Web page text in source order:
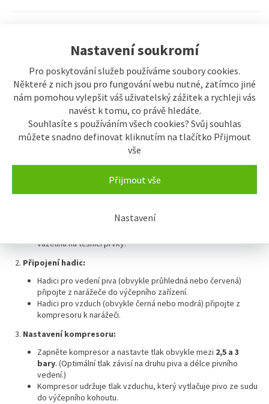
Nastavení soukromí
Pro poskytování služeb používáme soubory cookies.
Některé z nich jsou pro fungování webu nutné, zatímco jiné
nám pomohou vylepšit váš uživatelský zážitek a rychleji vás
navést k tomu, co právě hledáte.
Souhlasíte s používáním všech cookies? Svůj souhlas
můžete snadno definovat kliknutím na tlačítko Přijmout
vše
Přijmout vše
Nastavení
Výčepní zařízení:Obsahuje chladič, výčepní kohout a případně
Narážeč:Podle typu sudu (např. bajonet, plochý nebo kombi).
Hadice:Pro vedení piva a plynu (obvykle označeny různými
barvami).
Redukční ventil:Pokud používáte CO₂, reguluje tlak plynu.
Kompresor nebo CO₂ láhev:Pro natlakování sudu.
Příslušenství:
Svorky, těsnění, případně rychlospojky.
Zapojení výčepního zařízení na kompresor:
Připojení narážeče:
narážeč otáčí nebo zacvakne).
vazelínu na těsnící prvky.
Připojení hadic:
Hadici pro vedení piva (obvykle průhledná nebo červená)
připojte z narážeče do výčepního zařízení.
Hadici pro vzduch (obvykle černá nebo modrá) připojte z
kompresoru k narážeči.
Nastavení kompresoru:
Zapněte kompresor a nastavte tlak obvykle mezi 2,5 a 3
bary. (Optimální tlak závisí na druhu piva a délce pivního
vedení.)
Kompresor udržuje tlak vzduchu, který vytlačuje pivo ze sudu
do výčepního kohoutu.